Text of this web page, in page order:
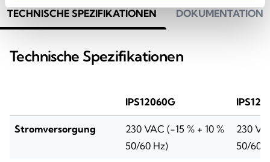
TECHNISCHE SPEZIFIKATIONEN DOKUMENTATION
Technische Spezifikationen
IPS12060G
Stromversorgung
230 VAC (-15 % + 10 %
50/60 Hz)
230
50/60